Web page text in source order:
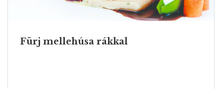
Fürj mellehúsa rákkal